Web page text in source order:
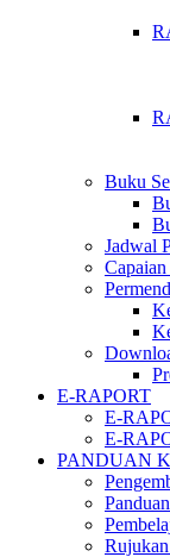
Buku
Jadwal
Capaian
E-RAPORT
E-
E-
PANDUAN